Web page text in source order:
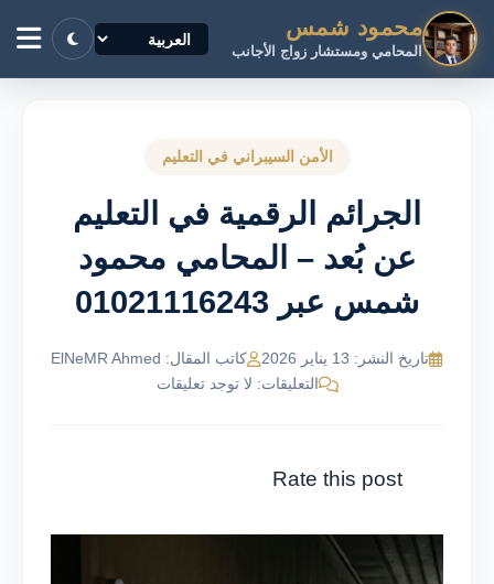
محمود شمس
المحامي ومستشار زواج الأجانب
الأمن السيبراني في التعليم
الجرائم الرقمية في التعليم
عن بُعد – المحامي محمود
شمس عبر 01021116243
تاريخ النشر: 13 يناير 2026
كاتب المقال: ElNeMR Ahmed
التعليقات: لا توجد تعليقات
Rate this post